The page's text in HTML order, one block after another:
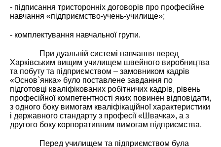
- підписання тристоронніх договорів про професійне
навчання «підприємство-учень-училище»;
- комплектування навчальної групи.
При дуальній системі навчання перед
Харківським вищим училищем швейного виробництва
та побуту та підприємством – замовником кадрів
«Основ`янка» було поставлене завдання по
підготовці кваліфікованих робітничих кадрів, рівень
професійної компетентності яких повинен відповідати,
з одного боку вимогам кваліфікаційної характеристики
і державного стандарту з професії «Швачка», а з
другого боку корпоративним вимогам підприємства.
Перед училищем та підприємством була